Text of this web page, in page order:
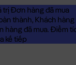
trị Đơn hàng đã mua
thành, Khách
hàng đã mua. Điểm
kế tiếp